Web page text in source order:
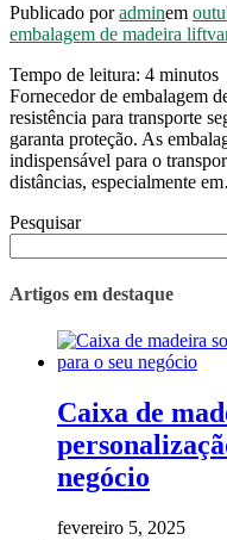
Publicado poradminem
embalagem de madeira
Tempo de leitura: 4 minutos
Fornecedor de embalagem
resistência para transporte
garanta proteção. As
indispensável para o
distâncias, especialmente
Pesquisar
Artigos em destaque
Caixa de
negócio
fevereiro 5, 2025